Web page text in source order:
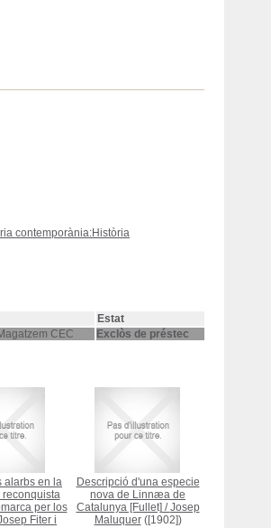
contemporània:Història
Estat
CEC Exclòs de préstec
alarbs en la
per los
Fiter i
Descripció d'una especie
nova de Linnæa de
Catalunya [Fullet] /Josep
Maluquer([1902])